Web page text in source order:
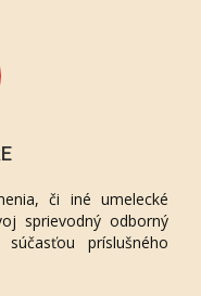
či iné umelecké
sprievodný odborný
príslušného